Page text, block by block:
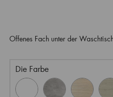
Offenes Fach unter der
Die Farbe